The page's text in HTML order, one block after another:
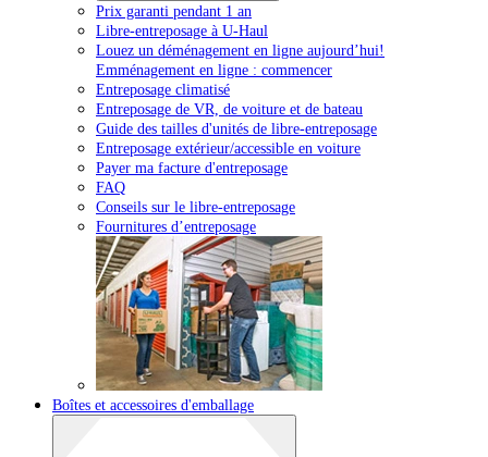
Prix garanti pendant 1 an
Libre-entreposage à U-Haul
Louez un déménagement en ligne aujourd’hui!
Emménagement en ligne : commencer
Entreposage climatisé
Entreposage de VR, de voiture et de bateau
Guide des tailles d'unités de libre-entreposage
Entreposage extérieur/accessible en voiture
Payer ma facture d'entreposage
FAQ
Conseils sur le libre-entreposage
Fournitures d’entreposage
Boîtes et accessoires d'emballage